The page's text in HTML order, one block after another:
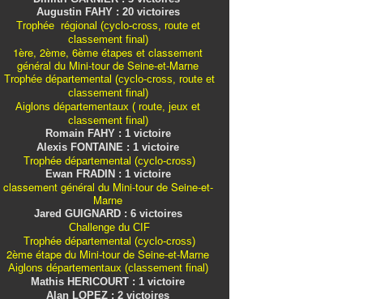
Augustin FAHY : 20 victoires
Trophée régional (cyclo-cross, route et
classement final)
1ère, 2ème, 6ème étapes et classement
général du Mini-tour de Seine-et-Marne
Trophée départemental (cyclo-cross, route et
classement final)
Aiglons départementaux ( route, jeux et
classement final)
Romain FAHY : 1 victoire
Alexis FONTAINE : 1 victoire
Trophée départemental (cyclo-cross)
Ewan FRADIN : 1 victoire
classement général du Mini-tour de Seine-et-
Marne
Jared GUIGNARD : 6 victoires
Challenge du CIF
Trophée départemental (cyclo-cross)
2ème étape du Mini-tour de Seine-et-Marne
Aiglons départementaux (classement final)
Mathis HERICOURT : 1 victoire
Alan LOPEZ : 2 victoires